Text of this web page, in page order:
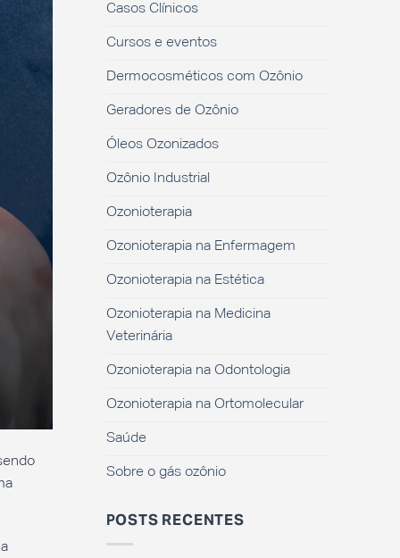
Casos Clínicos
Cursos e eventos
Dermocosméticos com Ozônio
Geradores de Ozônio
Óleos Ozonizados
Ozônio Industrial
Ozonioterapia
Ozonioterapia na Enfermagem
Ozonioterapia na Estética
Ozonioterapia na Medicina
Veterinária
Ozonioterapia na Odontologia
Ozonioterapia na Ortomolecular
Saúde
Sobre o gás ozônio
POSTS RECENTES